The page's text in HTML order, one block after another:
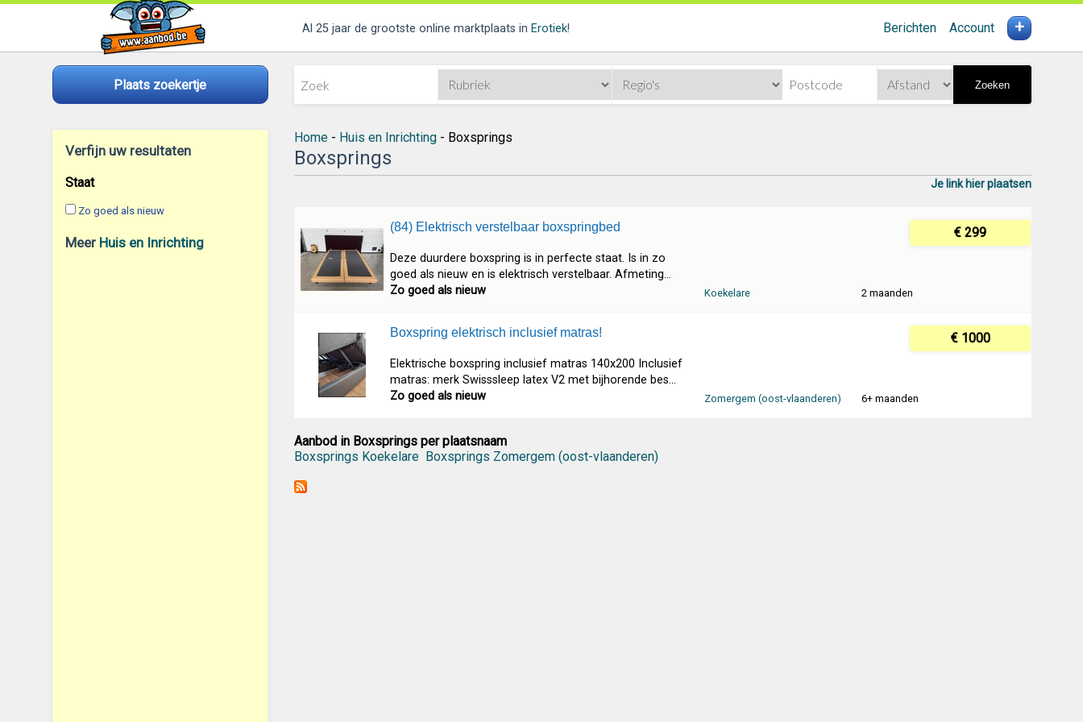
Al 25 jaar de grootste online marktplaats in Erotiek! Berichten Account +
Plaats zoekertje Zoeken
Verfijn uw resultaten
Staat
Zo goed als nieuw
Meer Huis en Inrichting
Home- Huis en Inrichting- Boxsprings
Boxsprings
Je link hier plaatsen
(84) Elektrisch verstelbaar boxspringbed
Deze duurdere boxspring is in perfecte staat. Is in zo
goed als nieuw en is elektrisch verstelbaar. Afmeting...
Zo goed als nieuw
€ 299
Koekelare 2 maanden
Boxspring elektrisch inclusief matras!
Elektrische boxspring inclusief matras 140x200 Inclusief
matras: merk Swisssleep latex V2 met bijhorende bes...
Zo goed als nieuw
€ 1000
Zomergem (oost-vlaanderen) 6+ maanden
Aanbod in Boxsprings per plaatsnaam
Boxsprings Koekelare Boxsprings Zomergem (oost-vlaanderen)